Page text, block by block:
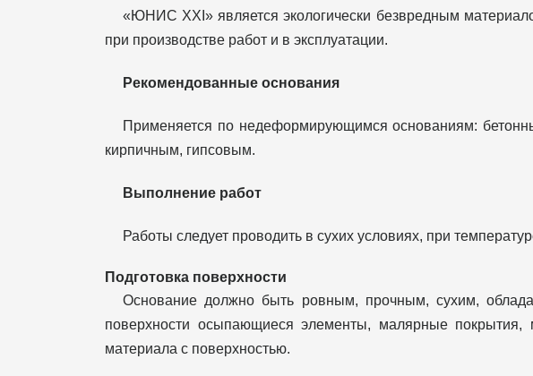
«ЮНИС XXI» является экологически безвредным
при производстве работ и в эксплуатации.
Рекомендованные основания
Применяется по недеформирующимся основаниям:
кирпичным, гипсовым.
Выполнение работ
Работы следует проводить в сухих условиях, при
Подготовка поверхности
Основание должно быть ровным, прочным, сухим,
поверхности осыпающиеся элементы, малярные
материала с поверхностью.